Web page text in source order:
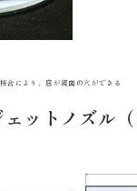
接合により、底が鏡面の穴ができる
ットノズル